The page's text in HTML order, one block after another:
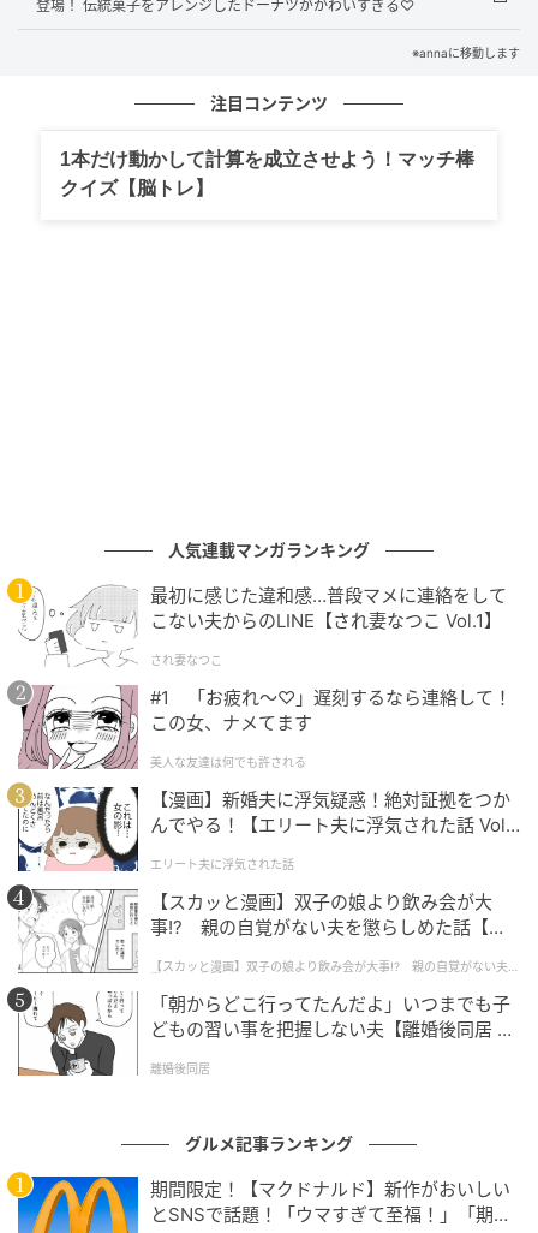
なら何度でも投票でき、毎日コツコツ推し活気分で応
復活販売では、当時のレシピをさらにおいしく進化さ
らみますね！
いしい「ファンシーデザート（和歌山県産白鳳）」の5
個入りセット。みずみずしい桃の味わいがギュッと詰
まった、夏にぴったりの限定ゼリーです。
＼from Writer／
「あの限定フレーバー、もう一回食べたいな……」と思
っていた味がある方は大チャンス！ ぜひ毎日特設サイ
トを覗いて、あなたの“推しスイーツ”に清き一票を投じ
てみてくださいね♡
モロゾフ歴代推し復活総選挙
投票期間：2026年6月1日（月）10:00〜6月30日
（火）16:00
※最新の情報は各店舗・施設にお問い合わせくださ
い。
元記事で読む
次の記事
登場！ 伝統菓子をアレンジしたドーナツがかわいすぎる♡
※annaに移動します
注目コンテンツ
1本だけ動かして計算を成立させよう！マッチ棒
クイズ【脳トレ】
人気連載マンガランキング
最初に感じた違和感…普段マメに連絡をして
こない夫からのLINE【され妻なつこ Vol.1】
され妻なつこ
#1 「お疲れ〜♡」遅刻するなら連絡して！
この女、ナメてます
美人な友達は何でも許される
【漫画】新婚夫に浮気疑惑！絶対証拠をつか
んでやる！【エリート夫に浮気された話 Vol.
エリート夫に浮気された話
【スカッと漫画】双子の娘より飲み会が大
事!? 親の自覚がない夫を懲らしめた話【第1
【スカッと漫画】双子の娘より飲み会が大事!? 親の自覚がない夫を
懲らしめた話
「朝からどこ行ってたんだよ」いつまでも子
どもの習い事を把握しない夫【離婚後同居 Vo
離婚後同居
グルメ記事ランキング
期間限定！【マクドナルド】新作がおいしい
とSNSで話題！「ウマすぎて至福！」「期待